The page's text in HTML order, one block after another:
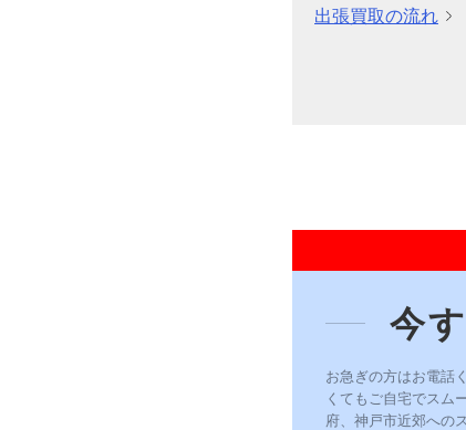
出張買取の流れ
今
お急ぎの方はお電話
くてもご自宅でスム
府、神戸市近郊への